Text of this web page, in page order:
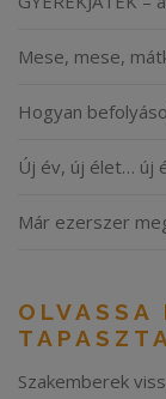
Mese, mese,
Hogyan
Új év, új élet… új
Már ezerszer
OLVASSA
Szakemberek